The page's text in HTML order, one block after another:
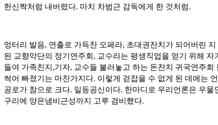
헌신짝처럼 내버렸다. 마치 차범근 감독에게 한 것처럼.
엉터리 발음, 연출로 가득찬 오페라, 초대권잔치가 되어버린 지
된 교향악단의 정기연주회, 교수라는 평생직업을 얻기 위해 자
들여 가족친지,기자, 교수들 불러놓고 하는 돈잔치 귀국연주회
썩어 빠졌기는 마찬가지다. 이렇게 걷잡을 수 없게 된 데에는
공로가 참으로 크다. 일등공신이다. 한마디로 우리언론은 우물
구리에 양은냄비근성까지 고루 겸비했다.